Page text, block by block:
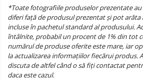
*Toate fotografiile produselor prezentate
diferi față de produsul prezentat și pot arăta
incluse în pachetul standard al produsului.
întâlnite, probabil un procent de 1% din tot
numărul de produse oferite este mare, iar
la actualizarea informațiilor fiecărui produs.
discuta de altfel când o să fiți contactat
daca este cazul.